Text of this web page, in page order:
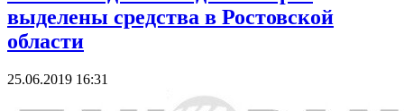
выделены средства в Ростовской
области
25.06.2019 16:31